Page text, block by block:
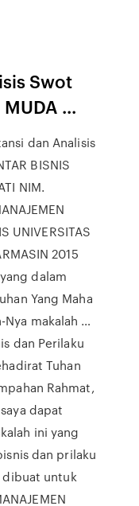
Swot
...
dan Analisis
BISNIS
NIM.
UNIVERSITAS
2015
yang dalam
Yang Maha
Nya makalah …
dan Perilaku
Tuhan
Rahmat,
dapat
ini yang
dan prilaku
dibuat untuk